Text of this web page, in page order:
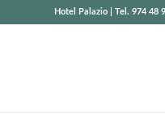
Hotel Palazio | Tel. 974 48